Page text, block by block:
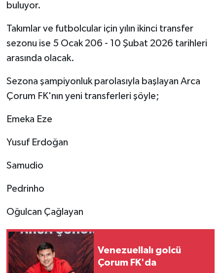
buluyor.
Takımlar ve futbolcular için yılın ikinci transfer
sezonu ise 5 Ocak 206 - 10 Şubat 2026 tarihleri
arasında olacak.
Sezona şampiyonluk parolasıyla başlayan Arca
Çorum FK'nın yeni transferleri şöyle;
Emeka Eze
Yusuf Erdoğan
Samudio
Pedrinho
Oğulcan Çağlayan
Venezuellalı golcü
Çorum FK'da